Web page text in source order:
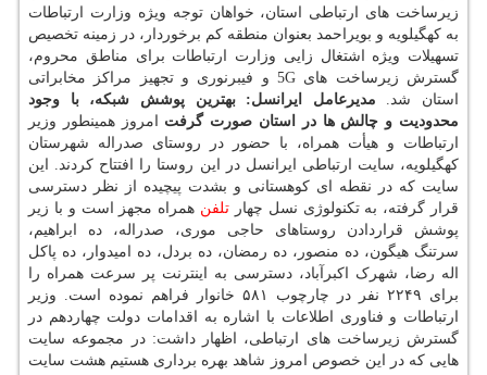
زیرساخت های ارتباطی استان، خواهان توجه ویژه وزارت ارتباطات
به کهگیلویه و بویراحمد بعنوان منطقه کم برخوردار، در زمینه تخصیص
تسهیلات ویژه اشتغال زایی وزارت ارتباطات برای مناطق محروم،
گسترش زیرساخت های 5G و فیبرنوری و تجهیز مراکز مخابراتی
استان شد. مدیرعامل ایرانسل: بهترین پوشش شبکه، با وجود
محدودیت و چالش ها در استان صورت گرفت امروز همینطور وزیر
ارتباطات و هیأت همراه، با حضور در روستای صدراله شهرستان
کهگیلویه، سایت ارتباطی ایرانسل در این روستا را افتتاح کردند. این
سایت که در نقطه ای کوهستانی و بشدت پیچیده از نظر دسترسی
قرار گرفته، به تکنولوژی نسل چهار تلفن همراه مجهز است و با زیر
پوشش قراردادن روستاهای حاجی موری، صدراله، ده ابراهیم،
سرتنگ هیگون، ده منصور، ده رمضان، ده بردل، ده امیدوار، ده پاکل
اله رضا، شهرک اکبرآباد، دسترسی به اینترنت پر سرعت همراه را
برای ۲۲۴۹ نفر در چارچوب ۵۸۱ خانوار فراهم نموده است. وزیر
ارتباطات و فناوری اطلاعات با اشاره به اقدامات دولت چهاردهم در
گسترش زیرساخت های ارتباطی، اظهار داشت: در مجموعه سایت
هایی که در این خصوص امروز شاهد بهره برداری هستیم هشت سایت